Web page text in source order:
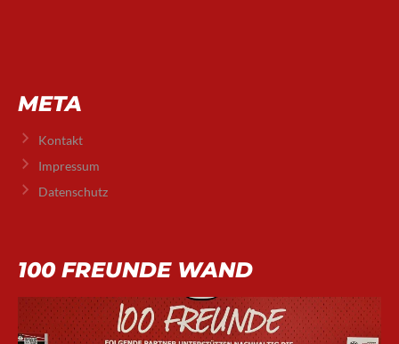
META
Kontakt
Impressum
Datenschutz
100 FREUNDE WAND